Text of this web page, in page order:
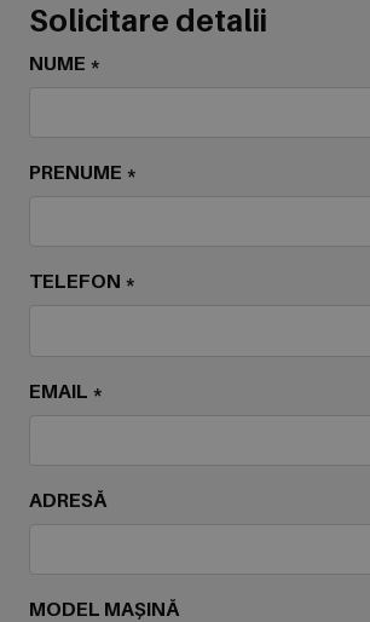
Solicitare detalii
NUME *
PRENUME *
TELEFON *
EMAIL *
ADRESĂ
MODEL MAȘINĂ